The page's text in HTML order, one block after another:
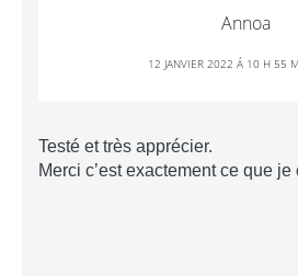
Annoa
12 JANVIER 2022 Á 10 H 55
Testé et très apprécier.
Merci c’est exactement ce que